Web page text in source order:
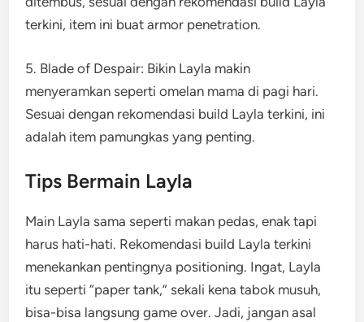
terkini, item ini buat armor penetration.
5. Blade of Despair: Bikin Layla makin
menyeramkan seperti omelan mama di pagi hari.
Sesuai dengan rekomendasi build Layla terkini, ini
adalah item pamungkas yang penting.
Tips Bermain Layla
Main Layla sama seperti makan pedas, enak tapi
harus hati-hati. Rekomendasi build Layla terkini
menekankan pentingnya positioning. Ingat, Layla
itu seperti “paper tank,” sekali kena tabok musuh,
bisa-bisa langsung game over. Jadi, jangan asal